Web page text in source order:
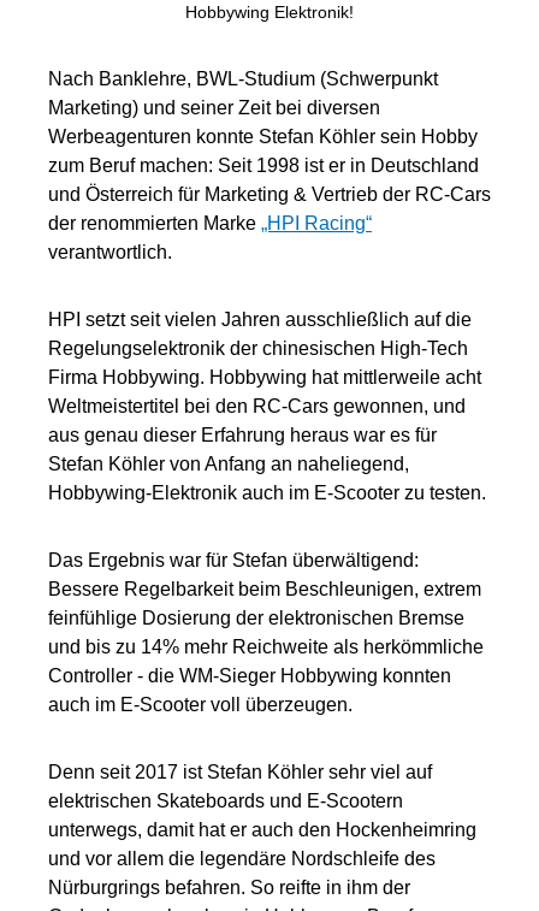
Hobbywing Elektronik!
Nach Banklehre, BWL-Studium (Schwerpunkt
Marketing) und seiner Zeit bei diversen
Werbeagenturen konnte Stefan Köhler sein Hobby
zum Beruf machen: Seit 1998 ist er in Deutschland
und Österreich für Marketing & Vertrieb der RC-Cars
der renommierten Marke „HPI Racing“
verantwortlich.
HPI setzt seit vielen Jahren ausschließlich auf die
Regelungselektronik der chinesischen High-Tech
Firma Hobbywing. Hobbywing hat mittlerweile acht
Weltmeistertitel bei den RC-Cars gewonnen, und
aus genau dieser Erfahrung heraus war es für
Stefan Köhler von Anfang an naheliegend,
Hobbywing-Elektronik auch im E-Scooter zu testen.
Das Ergebnis war für Stefan überwältigend:
Bessere Regelbarkeit beim Beschleunigen, extrem
feinfühlige Dosierung der elektronischen Bremse
und bis zu 14% mehr Reichweite als herkömmliche
Controller - die WM-Sieger Hobbywing konnten
auch im E-Scooter voll überzeugen.
Denn seit 2017 ist Stefan Köhler sehr viel auf
elektrischen Skateboards und E-Scootern
unterwegs, damit hat er auch den Hockenheimring
und vor allem die legendäre Nordschleife des
Nürburgrings befahren. So reifte in ihm der